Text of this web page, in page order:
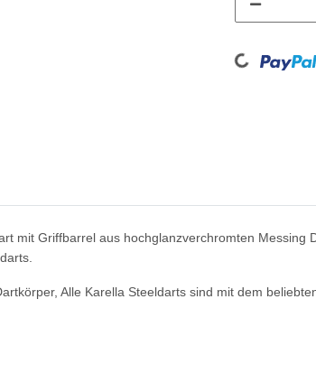
Loading...
mit Griffbarrel aus hochglanzverchromten
Alle Karella Steeldarts sind mit dem